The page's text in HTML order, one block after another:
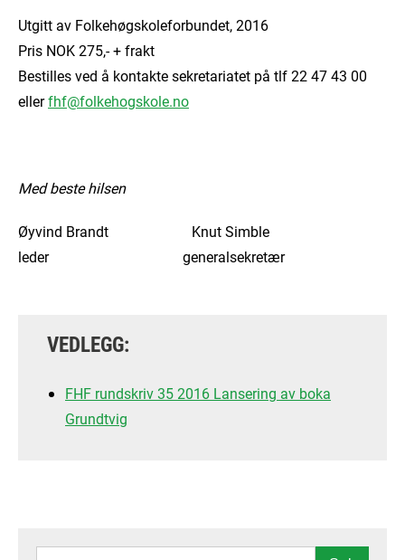
Utgitt av Folkehøgskoleforbundet, 2016
Pris NOK 275,- + frakt
Bestilles ved å kontakte sekretariatet på tlf 22 47 43 00
ellerfhf@folkehogskole.no
Med beste hilsen
Øyvind Brandt Knut Simble
leder generalsekretær
VEDLEGG:
FHF rundskriv 35 2016 Lansering av boka
Grundtvig